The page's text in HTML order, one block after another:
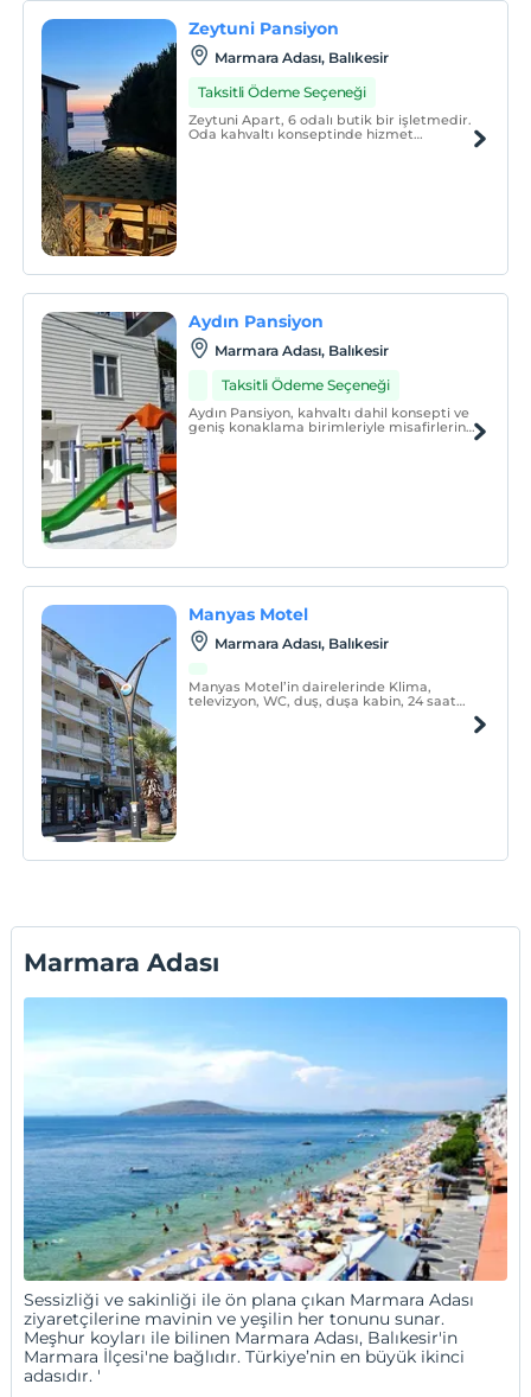
Zeytuni Pansiyon
Marmara Adası, Balıkesir
Taksitli Ödeme Seçeneği
Zeytuni Apart, 6 odalı butik bir işletmedir.
Oda kahvaltı konseptinde hizmet
Aydın Pansiyon
Marmara Adası, Balıkesir
Taksitli Ödeme Seçeneği
Aydın Pansiyon, kahvaltı dahil konsepti ve
geniş konaklama birimleriyle misafirlerine
Manyas Motel
Marmara Adası, Balıkesir
Manyas Motel’in dairelerinde Klima,
televizyon, WC, duş, duşa kabin, 24 saat
Marmara Adası
Sessizliği ve sakinliği ile ön plana çıkan Marmara Adası
ziyaretçilerine mavinin ve yeşilin her tonunu sunar.
Meşhur koyları ile bilinen Marmara Adası, Balıkesir'in
Marmara İlçesi'ne bağlıdır. Türkiye’nin en büyük ikinci
adasıdır. '